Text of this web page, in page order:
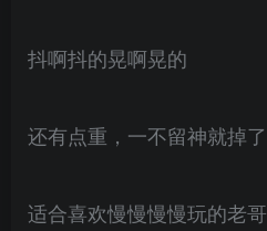
抖啊抖的晃啊晃的
还有点重，一不留神就掉了
适合喜欢慢慢慢慢玩的老哥